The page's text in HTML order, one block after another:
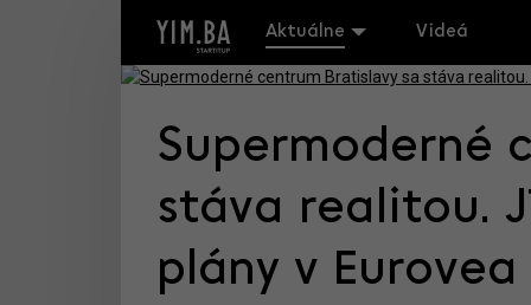
Aktuálne Videá
Supermoderné
stáva realitou.
plány v